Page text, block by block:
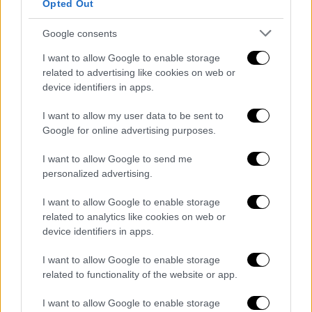
Opted Out
Google consents
I want to allow Google to enable storage
related to advertising like cookies on web or
device identifiers in apps.
I want to allow my user data to be sent to
Google for online advertising purposes.
I want to allow Google to send me
personalized advertising.
I want to allow Google to enable storage
related to analytics like cookies on web or
device identifiers in apps.
I want to allow Google to enable storage
related to functionality of the website or app.
I want to allow Google to enable storage
μου έδειξε τι σημαίνει να αγαπάς δίχως
προϋποθέσειςκαι χωρίς προσδοκίες. Να
αποδέχεσαι τον άλλο άνευ όρων. Και η
συνύπαρξη μαζί του αποτέλεσε τελικά ένα
από τα δυνατότερα μαθήματα που έχω λάβει
σκέφτομαι: Εάν δεν είχα δει εκείνη τη
φωτογραφία στο Facebook ή αν δεν ήμουν
έτοιμος να προσφέρω, τι θα είχε απογίνει ο
Νίο; Θα ήταν στον δρόμο; Θα του έδινε
κανείς σημασία; Θα κρύωνε τον χειμώνα; Θα
πεινούσε; Θα τον κακομεταχειρίζονταν;
Θα είχε την ευκαιρία να νιώσει πως τον
αγαπούν;Και, πάνω απ’ όλα, θα του δινόταν η
δυνατότητα να διδάξει αυτά τα θεμελιώδη
μαθήματα ζωής σε κάποιον άλλο; Ευτυχώς